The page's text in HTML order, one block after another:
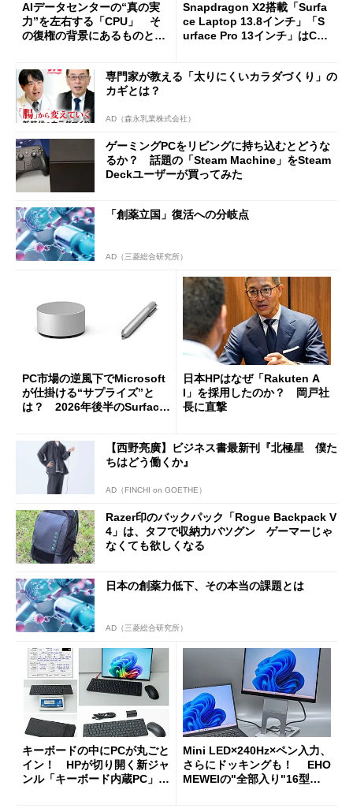
AIデータセンターの“真の実
力”を左右する「CPU」 そ
の復権の背景にあるものと
Snapdragon X2搭載「Surfa
ce Laptop 13.8インチ」「S
urface Pro 13インチ」はCop
た
専門家が教える「太りにくいカラダづくり」の
カギとは？
AD（森永乳業株式会社）
ゲーミングPCをリビングに持ち込むとどうな
るか？ 話題の「Steam Machine」をSteam
Deckユーザーが買ってみた
「創薬立国」復活への分岐点
AD（三菱総合研究所）
PC市場の逆風下でMicrosoft
が仕掛ける“サプライズ”と
は？ 2026年後半のSurface
日本HPはなぜ「Rakuten A
I」を採用したのか？ 岡戸社
長に直撃
【西野亮廣】ビジネス書最新刊『北極星 僕た
ちはどう働くか』
AD（FINCHI on GOETHE）
Razer印のバックパック「Rogue Backpack V
4」は、タフで収納力バツグン ゲーマーじゃ
なくても欲しくなる
日本の創薬力低下、その本当の課題とは
AD（三菱総合研究所）
キーボードの中にPCが丸ごと
イン！ HPが切り開く新ジャ
ンル「キーボード内蔵PC」の
Mini LED×240Hz×ペン入力、
さらにドッキングも！ EHO
MEWEIの"全部入り"16型モ